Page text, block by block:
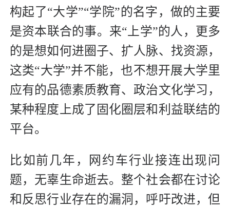
构起了“大学”“学院”的名字，做的主要
是资本联合的事。来“上学”的人，更多
的是想如何进圈子、扩人脉、找资源，
这类“大学”并不能，也不想开展大学里
应有的品德素质教育、政治文化学习，
某种程度上成了固化圈层和利益联结的
平台。
比如前几年，网约车行业接连出现问
题，无辜生命逝去。整个社会都在讨论
和反思行业存在的漏洞，呼吁改进，但